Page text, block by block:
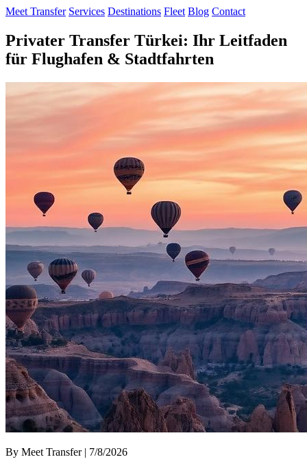
Meet Transfer Services Destinations Fleet Blog Contact
Privater Transfer Türkei: Ihr Leitfaden
für Flughafen & Stadtfahrten
By Meet Transfer | 7/8/2026